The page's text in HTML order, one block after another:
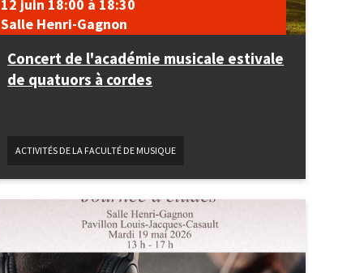
Concert de l'académie musicale estivale
de quatuors à cordes
12 juin 18:00 à 18:30
Salle Henri-Gagnon
ACTIVITÉS DE LA FACULTÉ DE MUSIQUE